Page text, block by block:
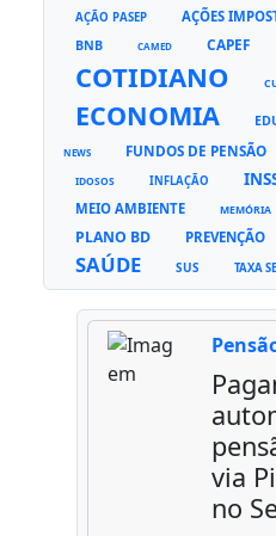
AÇÃO PASEP AÇÕES
BNB CAMED CAPEF
COTIDIANO
ECONOMIA
NEWS FUNDOS DE PENSÃO
IDOSOS INFLAÇÃO
MEIO AMBIENTE MEMÓRIA
PLANO BD PREVENÇÃO
SAÚDE SUS TAXA
via
no